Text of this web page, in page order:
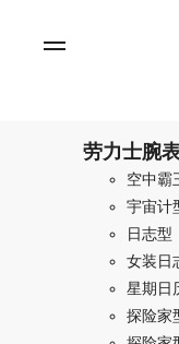
劳力士腕
空中霸
宇宙计
日志型
女装日
星期日
探险家